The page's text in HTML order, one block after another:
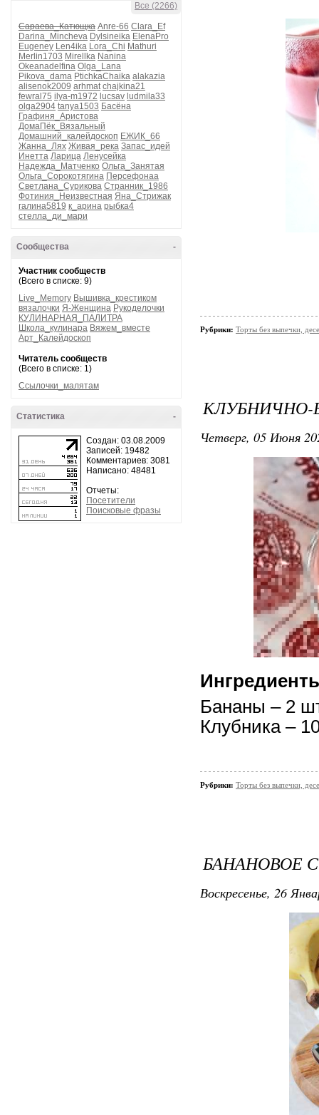
Все (2266)
Сараева_Катющка Anre-66 Clara_Ef
Darina_Mincheva Dylsineika ElenaPro
Eugeney Len4ika Lora_Chi Mathuri
Merlin1703 Mirellka Nanina
Okeanadelfina Olga_Lana
Pikova_dama PtichkaChaika alakazia
alisenok2009 arhmat chajkina21
fewral75 ilya-m1972 lucsav ludmila33
olga2904 tanya1503 Басёна
Графиня_Аристова
ДомаПёк_Вязальный
Домашний_калейдоскоп ЕЖИК_66
Жанна_Лях Живая_река Запас_идей
Инетта Ларица Ленусейка
Надежда_Матченко Ольга_Занятая
Ольга_Сорокотягина Персефонаа
Светлана_Сурикова Странник_1986
Фотиния_Неизвестная Яна_Стрижак
галина5819 к_арина рыбка4
стелла_ди_мари
-
Сообщества
Участник сообществ
(Всего в списке: 9)
Live_Memory Вышивка_крестиком
вязалочки Я-Женщина Рукоделочки
КУЛИНАРНАЯ_ПАЛИТРА
Школа_кулинара Вяжем_вместе
Арт_Калейдоскоп
Читатель сообществ
(Всего в списке: 1)
Ссылочки_малятам
-
Статистика
Создан: 03.08.2009
Записей: 19482
Комментариев: 3081
Написано: 48481
Отчеты:
Посетители
Поисковые фразы
Рубрики: Торты без выпечки,
Четверг, 05 Июня
Бананы – 2
Клубника –
Рубрики: Торты без выпечки,
БАНАНОВОЕ
Воскресенье, 26